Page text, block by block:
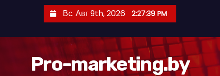
Вс. Авг 9th, 2026 2:27:40 PM
Pro-marketing.by